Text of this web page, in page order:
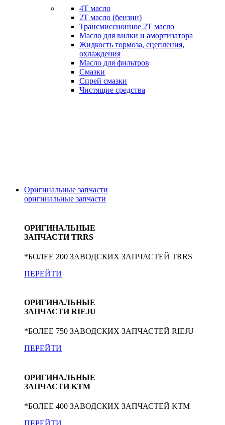
4T масло
2Т масло (бензин)
Трансмиссионное 2Т масло
Масло для вилки и амортизатора
Жидкость тормоза, сцепления,
охлаждения
Масло для фильтров
Смазки
Спрей смазки
Чистящие средства
Оригинальные запчасти
оригинальные запчасти
ОРИГИНАЛЬНЫЕ
ЗАПЧАСТИ TRRS
*БОЛЕЕ 200 ЗАВОДСКИХ ЗАПЧАСТЕЙ TRRS
ПЕРЕЙТИ
ОРИГИНАЛЬНЫЕ
ЗАПЧАСТИ RIEJU
*БОЛЕЕ 750 ЗАВОДСКИХ ЗАПЧАСТЕЙ RIEJU
ПЕРЕЙТИ
ОРИГИНАЛЬНЫЕ
ЗАПЧАСТИ KTM
*БОЛЕЕ 400 ЗАВОДСКИХ ЗАПЧАСТЕЙ KTM
ПЕРЕЙТИ